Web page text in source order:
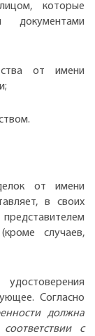
которые
от имени
от имени
в своих
случаев,
Согласно
должна
с